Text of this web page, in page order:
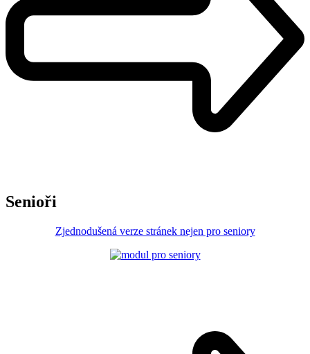
Senioři
Zjednodušená verze stránek nejen pro seniory